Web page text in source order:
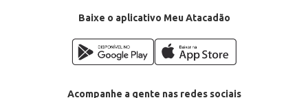
Baixe o aplicativo Meu Atacadão
Acompanhe a gente nas redes sociais